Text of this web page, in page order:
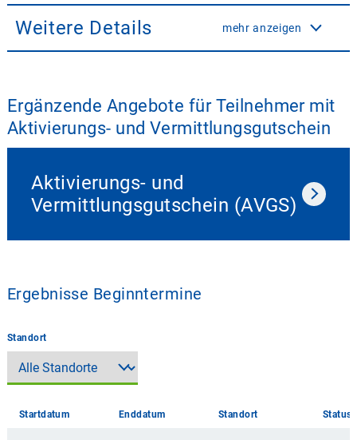
Weitere Details mehr anzeigen
Ergänzende Angebote für Teilnehmer mit
Aktivierungs- und Vermittlungsgutschein
Aktivierungs- und
Vermittlungsgutschein (AVGS)
Ergebnisse Beginntermine
Standort
Startdatum Enddatum Standort Status